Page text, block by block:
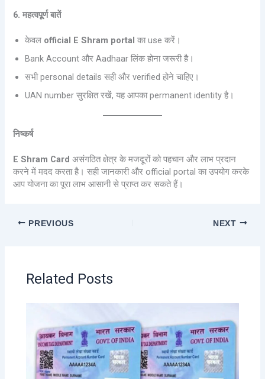
6. महत्वपूर्ण बातें
केवल official E Shram portal का use करें।
Bank Account और Aadhaar लिंक होना जरूरी है।
सभी personal details सही और verified होने चाहिए।
UAN number सुरक्षित रखें, यह आपका permanent identity है।
निष्कर्ष
E Shram Card असंगठित क्षेत्र के मजदूरों को पहचान और लाभ प्रदान
करने में मदद करता है। सही जानकारी और official portal का उपयोग करके
आप योजना का पूरा लाभ आसानी से प्राप्त कर सकते हैं।
PREVIOUS NEXT
Related Posts